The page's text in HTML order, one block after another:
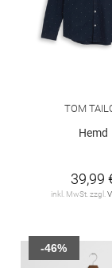
TOM
Hemd
39,99
inkl. MwSt. zzgl.
-46%